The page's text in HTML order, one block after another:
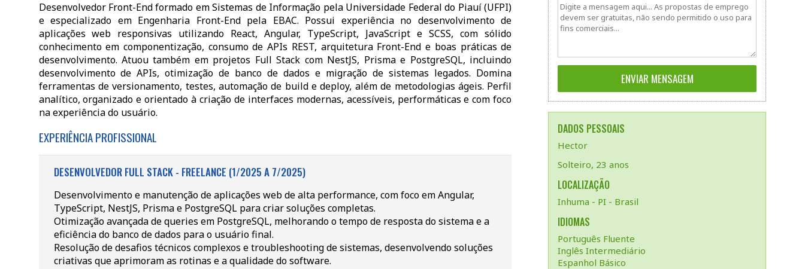
DADOS PESSOAIS
Hector
Solteiro, 23 anos
LOCALIZAÇÃO
Inhuma - PI - Brasil
IDIOMAS
Português Fluente
Inglês Intermediário
Espanhol Básico
Desenvolvedor Front-End formado em Sistemas de Informação pela Universidade Federal do Piauí (UFPI)
e especializado em Engenharia Front-End pela EBAC. Possui experiência no desenvolvimento de
aplicações web responsivas utilizando React, Angular, TypeScript, JavaScript e SCSS, com sólido
conhecimento em componentização, consumo de APIs REST, arquitetura Front-End e boas práticas de
desenvolvimento. Atuou também em projetos Full Stack com NestJS, Prisma e PostgreSQL, incluindo
desenvolvimento de APIs, otimização de banco de dados e migração de sistemas legados. Domina
ferramentas de versionamento, testes, automação de build e deploy, além de metodologias ágeis. Perfil
analítico, organizado e orientado à criação de interfaces modernas, acessíveis, performáticas e com foco
na experiência do usuário.
EXPERIÊNCIA PROFISSIONAL
DESENVOLVEDOR FULL STACK - FREELANCE (1/2025 A 7/2025)
Desenvolvimento e manutenção de aplicações web de alta performance, com foco em Angular,
TypeScript, NestJS, Prisma e PostgreSQL para criar soluções completas.
Otimização avançada de queries em PostgreSQL, melhorando o tempo de resposta do sistema e a
eficiência do banco de dados para o usuário final.
Resolução de desafios técnicos complexos e troubleshooting de sistemas, desenvolvendo soluções
criativas que aprimoram as rotinas e a qualidade do software.